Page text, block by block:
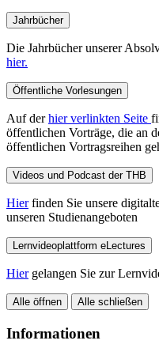
Jahrbücher
Die Jahrbücher unserer
hier.
Öffentliche Vorlesungen
Auf derhier verlinkten Seite
öffentlichen Vorträge, die an
öffentlichen Vortragsreihen
Videos und Podcast der THB
Hierfinden Sie unsere
unseren Studienangeboten
Lernvideoplattform eLectures
Hiergelangen Sie zur
Alle öffnen Alle schließen
Informationen